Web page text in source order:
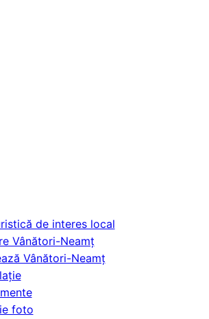
de interes local
Vânători-Neamț
Vânători-Neamț
foto